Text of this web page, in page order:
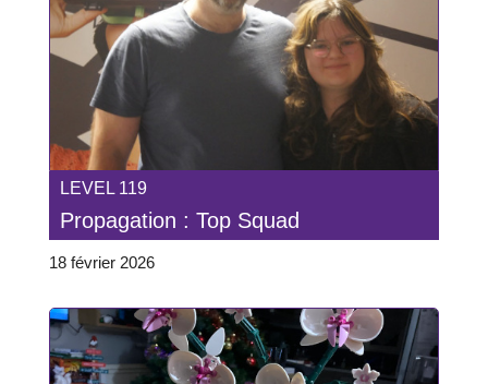
LEVEL 119
Propagation : Top Squad
18 février 2026